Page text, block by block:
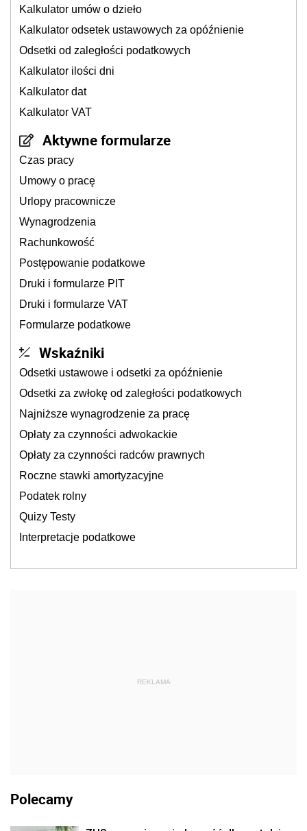
Kalkulator umów o dzieło
Kalkulator odsetek ustawowych za opóźnienie
Odsetki od zaległości podatkowych
Kalkulator ilości dni
Kalkulator dat
Kalkulator VAT
Aktywne formularze
Czas pracy
Umowy o pracę
Urlopy pracownicze
Wynagrodzenia
Rachunkowość
Postępowanie podatkowe
Druki i formularze PIT
Druki i formularze VAT
Formularze podatkowe
Wskaźniki
Odsetki ustawowe i odsetki za opóźnienie
Odsetki za zwłokę od zaległości podatkowych
Najniższe wynagrodzenie za pracę
Opłaty za czynności adwokackie
Opłaty za czynności radców prawnych
Roczne stawki amortyzacyjne
Podatek rolny
Quizy Testy
Interpretacje podatkowe
REKLAMA
Polecamy